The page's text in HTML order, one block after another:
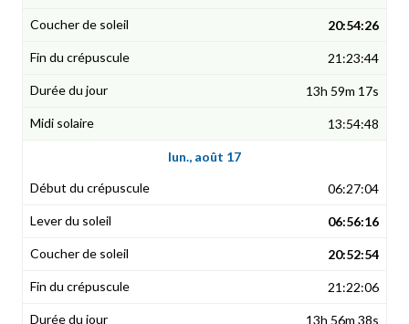
20:54:26
21:23:44
13h 59m 17s
13:54:48
lun., août 17
06:27:04
06:56:16
20:52:54
21:22:06
13h 56m 38s